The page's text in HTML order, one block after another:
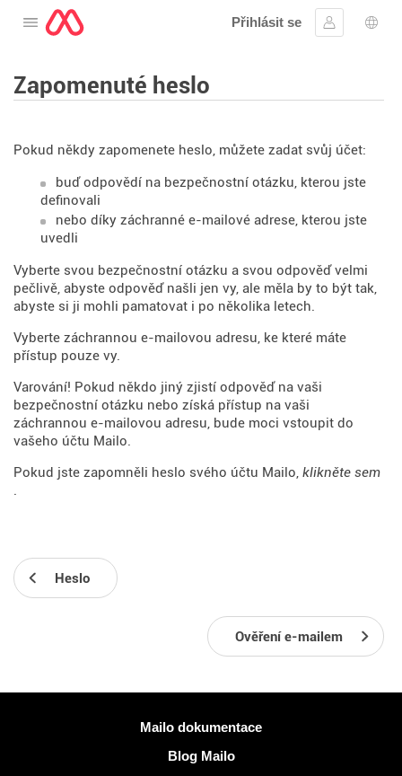
Otevřete nabídku
Přihlásit se
Přihlásit se
Zapomenuté heslo
Pokud někdy zapomenete heslo, můžete zadat svůj účet:
buď odpovědí na bezpečnostní otázku, kterou jste
definovali
nebo díky záchranné e-mailové adrese, kterou jste
uvedli
Vyberte svou bezpečnostní otázku a svou odpověď velmi
pečlivě, abyste odpověď našli jen vy, ale měla by to být tak,
abyste si ji mohli pamatovat i po několika letech.
Vyberte záchrannou e-mailovou adresu, ke které máte
přístup pouze vy.
Varování! Pokud někdo jiný zjistí odpověď na vaši
bezpečnostní otázku nebo získá přístup na vaši
záchrannou e-mailovou adresu, bude moci vstoupit do
vašeho účtu Mailo.
Pokud jste zapomněli heslo svého účtu Mailo, klikněte sem
.
Heslo
Ověření e-mailem
Mailo dokumentace
Blog Mailo